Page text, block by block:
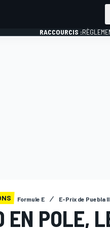
RACCOURCIS :
Formule E E-Prix de Puebla II
EN POLE,